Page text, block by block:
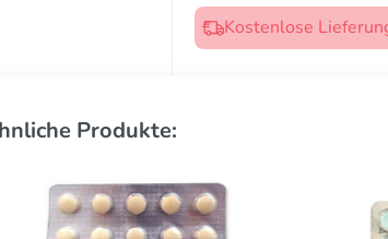
Kostenlose
Produkte: